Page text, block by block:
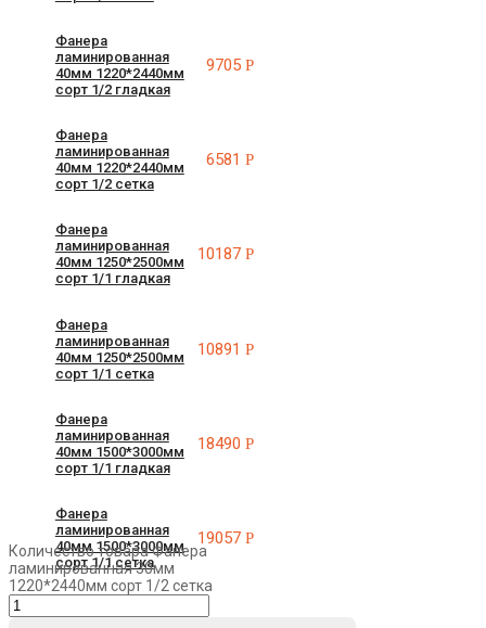
Фанера
ламинированная
40мм 1220*2440мм
сорт 1/2 гладкая
9705Р
Фанера
ламинированная
40мм 1220*2440мм
сорт 1/2 сетка
6581Р
Фанера
ламинированная
40мм 1250*2500мм
сорт 1/1 гладкая
10187Р
Фанера
ламинированная
40мм 1250*2500мм
сорт 1/1 сетка
10891Р
Фанера
ламинированная
40мм 1500*3000мм
сорт 1/1 гладкая
18490Р
Фанера
ламинированная
40мм 1500*3000мм
сорт 1/1 сетка
19057Р
Количество товара Фанера
ламинированная 30мм
1220*2440мм сорт 1/2 сетка